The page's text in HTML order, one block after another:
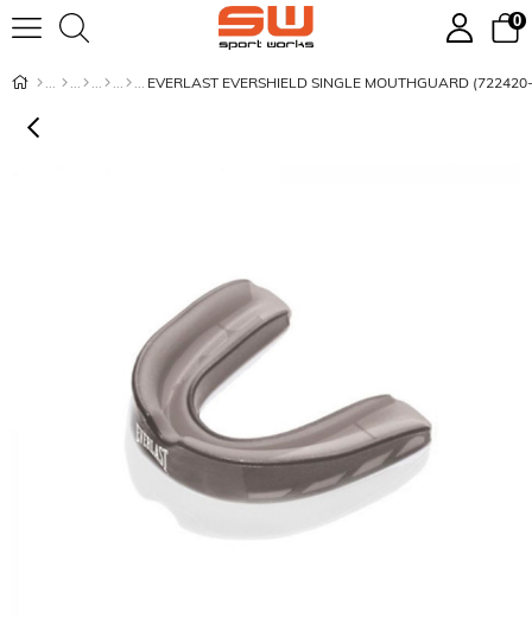
0
EVERLAST EVERSHIELD SINGLE MOUTHGUARD